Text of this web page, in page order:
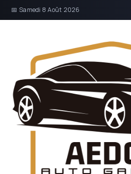
📅 Samedi 8 Août 2026